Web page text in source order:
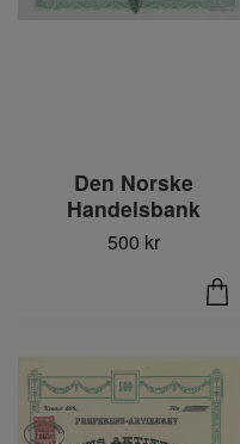
Den Norske
Handelsbank
500 kr